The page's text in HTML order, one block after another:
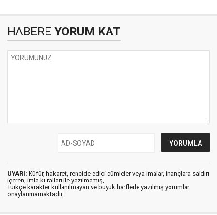
HABERE YORUM KAT
UYARI: Küfür, hakaret, rencide edici cümleler veya imalar, inançlara saldırı
içeren, imla kuralları ile yazılmamış,
Türkçe karakter kullanılmayan ve büyük harflerle yazılmış yorumlar
onaylanmamaktadır.